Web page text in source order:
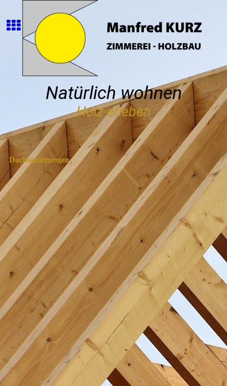
Natürlich wohnen
Holz erleben
Dachsanierungen